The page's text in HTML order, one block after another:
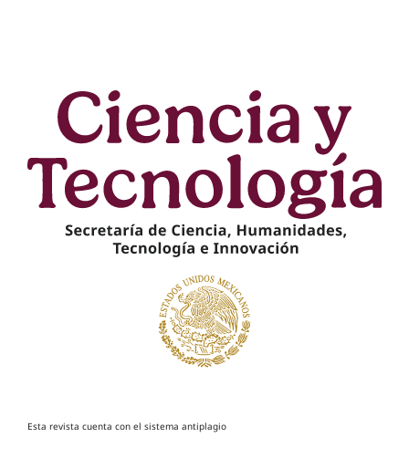
Esta revista cuenta con el sistema antiplagio